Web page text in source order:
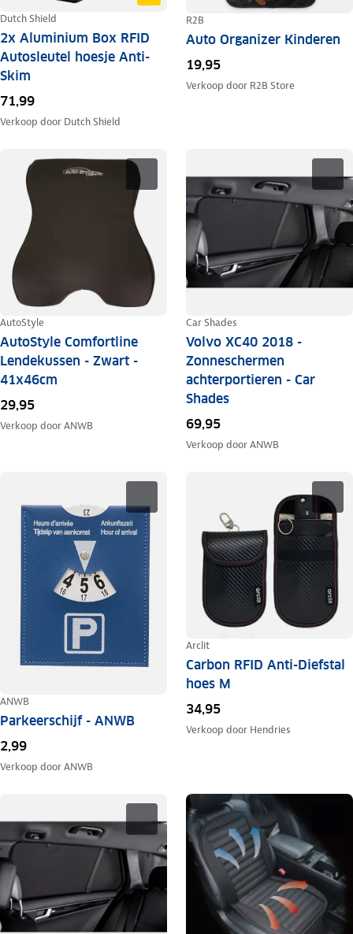
Dutch Shield
2x Aluminium Box RFID
Autosleutel hoesje Anti-
Skim
71,99
Verkoop door Dutch Shield
R2B
Auto Organizer Kinderen
19,95
Verkoop door R2B Store
AutoStyle
AutoStyle Comfortline
Lendekussen - Zwart -
41x46cm
29,95
Verkoop doorANWB
Car Shades
Volvo XC40 2018 -
Zonneschermen
achterportieren - Car
Shades
69,95
Verkoop doorANWB
ANWB
Parkeerschijf - ANWB
2,99
Verkoop doorANWB
Arclit
Carbon RFID Anti-Diefstal
hoes M
34,95
Verkoop door Hendries